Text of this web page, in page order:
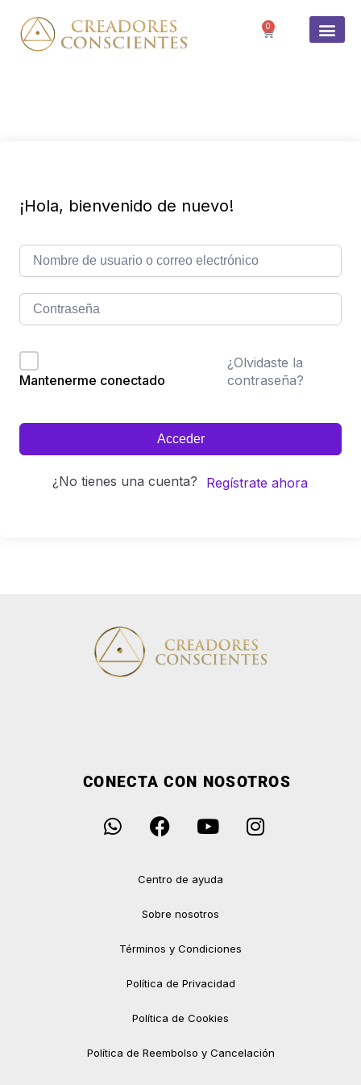
0
¡Hola, bienvenido de nuevo!
Mantenerme conectado
¿Olvidaste la
contraseña?
Acceder
¿No tienes una cuenta? Regístrate ahora
CONECTA CON NOSOTROS
Centro de ayuda
Sobre nosotros
Términos y Condiciones
Política de Privacidad
Política de Cookies
Política de Reembolso y Cancelación